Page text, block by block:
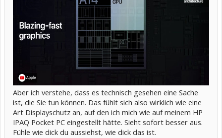
Aber ich verstehe, dass es technisch gesehen eine Sache
ist, die Sie tun können. Das fühlt sich also wirklich wie eine
Art Displayschutz an, auf den ich mich wie auf meinem HP
IPAQ Pocket PC eingestellt hätte. Sieht sofort besser aus.
Fühle wie dick du aussiehst, wie dick das ist.